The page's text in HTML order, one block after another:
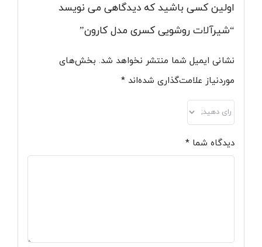
اولین کسی باشید که دیدگاهی می نویسد
“شیرآلات روشویی کسری مدل کارون”
نشانی ایمیل شما منتشر نخواهد شد. بخش‌های
موردنیاز علامت‌گذاری شده‌اند *
دیدگاه شما *